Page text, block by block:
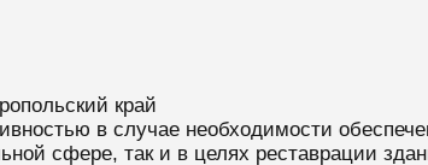
край
в случае необходимости
сфере, так и в целях реставрации